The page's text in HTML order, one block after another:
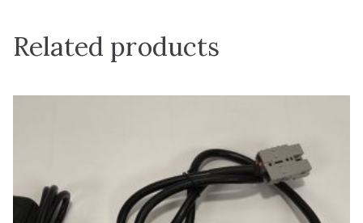
Related products